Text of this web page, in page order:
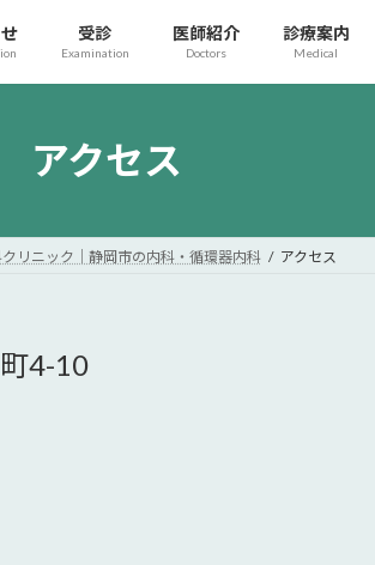
受診
Examination
医師紹介
Doctors
診療案内
Medical
アクセス
リニック｜静岡市の内科・循環器内科 アクセス
4-10